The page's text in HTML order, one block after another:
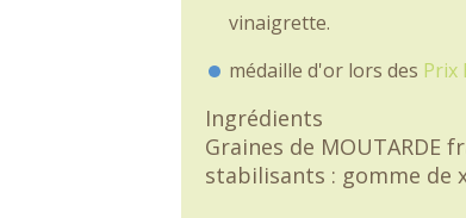
vinaigrette.
médaille d'or lors des Prix
Ingrédients
Graines de MOUTARDE
stabilisants : gomme de